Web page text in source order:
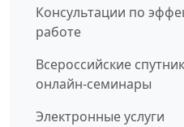
Консультации по
работе
Всероссийские
онлайн-семинары
Электронные услуги